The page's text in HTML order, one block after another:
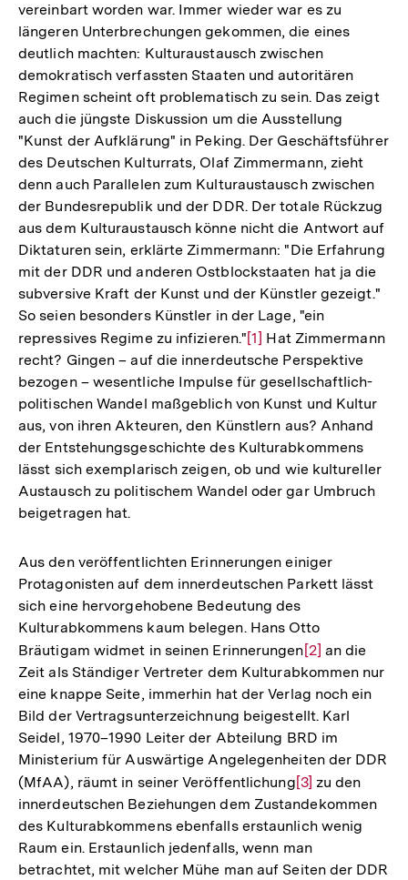
vereinbart worden war. Immer wieder war es zu
längeren Unterbrechungen gekommen, die eines
deutlich machten: Kulturaustausch zwischen
demokratisch verfassten Staaten und autoritären
Regimen scheint oft problematisch zu sein. Das zeigt
auch die jüngste Diskussion um die Ausstellung
"Kunst der Aufklärung" in Peking. Der Geschäftsführer
des Deutschen Kulturrats, Olaf Zimmermann, zieht
denn auch Parallelen zum Kulturaustausch zwischen
der Bundesrepublik und der DDR. Der totale Rückzug
aus dem Kulturaustausch könne nicht die Antwort auf
Diktaturen sein, erklärte Zimmermann: "Die Erfahrung
mit der DDR und anderen Ostblockstaaten hat ja die
subversive Kraft der Kunst und der Künstler gezeigt."
So seien besonders Künstler in der Lage, "ein
repressives Regime zu infizieren."Zur
Auflösung
der
Fußnote
[1] Hat Zimmermann
recht? Gingen – auf die innerdeutsche Perspektive
bezogen – wesentliche Impulse für gesellschaftlich-
politischen Wandel maßgeblich von Kunst und Kultur
aus, von ihren Akteuren, den Künstlern aus? Anhand
der Entstehungsgeschichte des Kulturabkommens
lässt sich exemplarisch zeigen, ob und wie kultureller
Austausch zu politischem Wandel oder gar Umbruch
beigetragen hat.
Aus den veröffentlichten Erinnerungen einiger
Protagonisten auf dem innerdeutschen Parkett lässt
sich eine hervorgehobene Bedeutung des
Kulturabkommens kaum belegen. Hans Otto
Bräutigam widmet in seinen ErinnerungenZur
Auflösung
der
Fußnote
[2] an die
Zeit als Ständiger Vertreter dem Kulturabkommen nur
eine knappe Seite, immerhin hat der Verlag noch ein
Bild der Vertragsunterzeichnung beigestellt. Karl
Seidel, 1970–1990 Leiter der Abteilung BRD im
Ministerium für Auswärtige Angelegenheiten der DDR
(MfAA), räumt in seiner VeröffentlichungZur
Auflösung
der
Fußnote
[3] zu den
innerdeutschen Beziehungen dem Zustandekommen
des Kulturabkommens ebenfalls erstaunlich wenig
Raum ein. Erstaunlich jedenfalls, wenn man
betrachtet, mit welcher Mühe man auf Seiten der DDR